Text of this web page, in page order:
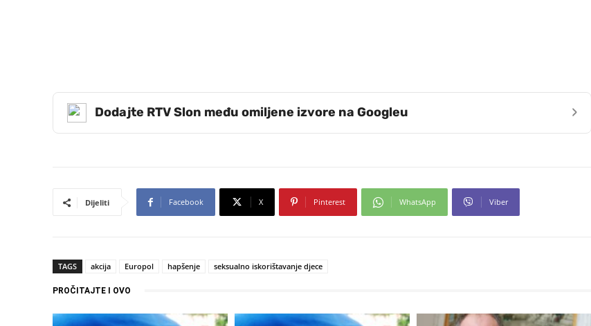
Dodajte RTV Slon među omiljene izvore na Googleu ›
Dijeliti Facebook X Pinterest WhatsApp Viber
TAGS akcija Europol hapšenje seksualno iskorištavanje djece
PROČITAJTE I OVO